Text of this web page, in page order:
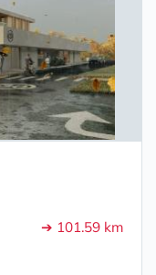
➔ 101.59 km